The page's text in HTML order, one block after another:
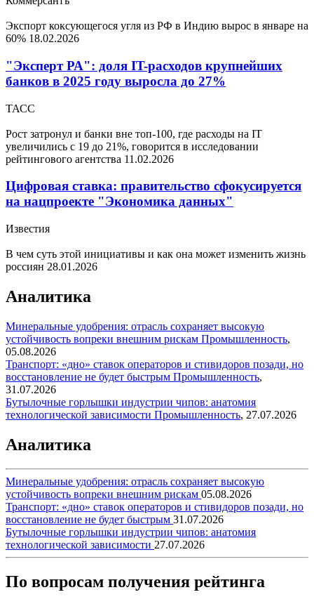
Экспорт коксующегося угля из РФ в Индию вырос в январе на
60% 18.02.2026
"Эксперт РА": доля IT-расходов крупнейших
банков в 2025 году выросла до 27%
ТАСС
Рост затронул и банки вне топ-100, где расходы на IT
увеличились с 19 до 21%, говорится в исследовании
рейтингового агентства 11.02.2026
Цифровая ставка: правительство сфокусируется
на нацпроекте "Экономика данных"
Известия
В чем суть этой инициативы и как она может изменить жизнь
россиян 28.01.2026
Аналитика
Минеральные удобрения: отрасль сохраняет высокую
устойчивость вопреки внешним рискам Промышленность,
05.08.2026
Транспорт: «дно» ставок операторов и стивидоров позади, но
восстановление не будет быстрым Промышленность,
31.07.2026
Бутылочные горлышки индустрии чипов: анатомия
технологической зависимости Промышленность, 27.07.2026
Аналитика
Минеральные удобрения: отрасль сохраняет высокую
устойчивость вопреки внешним рискам 05.08.2026
Транспорт: «дно» ставок операторов и стивидоров позади, но
восстановление не будет быстрым 31.07.2026
Бутылочные горлышки индустрии чипов: анатомия
технологической зависимости 27.07.2026
По вопросам получения рейтинга